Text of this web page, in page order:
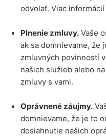
odvolať. Viac informácií
Plnenie zmluvy. Vaše
ak sa domnievame, že
zmluvných povinností
našich služieb alebo
zmluvy s vami.
Oprávnené záujmy.
domnievame, že je to
dosiahnutie našich